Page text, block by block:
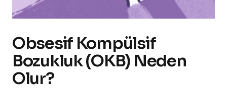
Obsesif Kompülsif
Bozukluk (OKB) Neden
Olur?